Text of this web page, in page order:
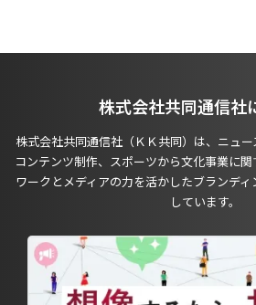
株式会社共同通信社
株式会社共同通信社（ＫＫ共同）は、ニュ
コンテンツ制作、スポーツから文化事業に
ワークとメディアの力を活かしたブランデ
しています。